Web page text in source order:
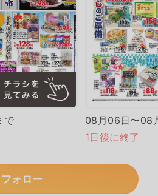
で
08月06日〜08
1日後に終了
フォロー